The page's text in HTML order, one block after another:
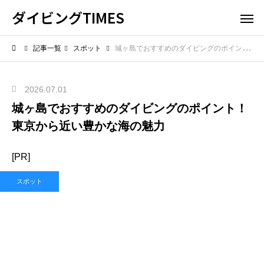
ダイビングTIMES
記事一覧 スポット 城ヶ島でおすすめのダイビングのポイント！東京から近い豊かな海の魅力
2026.07.01
城ヶ島でおすすめのダイビングのポイント！
東京から近い豊かな海の魅力
[PR]
スポット